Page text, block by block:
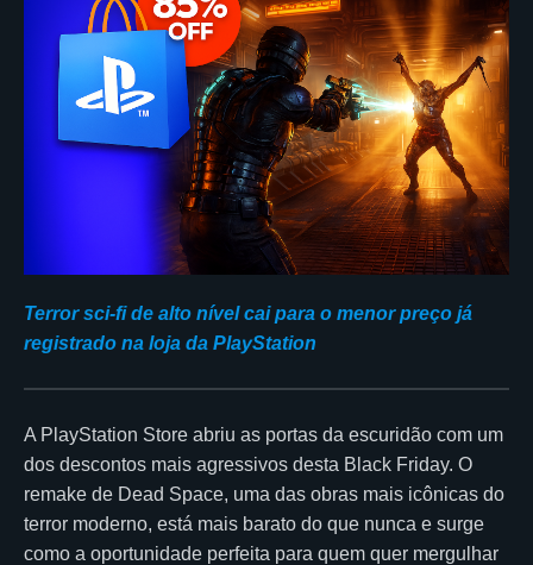
Terror sci-fi de alto nível cai para o menor preço já
registrado na loja da PlayStation
A PlayStation Store abriu as portas da escuridão com um
dos descontos mais agressivos desta Black Friday. O
remake de Dead Space, uma das obras mais icônicas do
terror moderno, está mais barato do que nunca e surge
como a oportunidade perfeita para quem quer mergulhar